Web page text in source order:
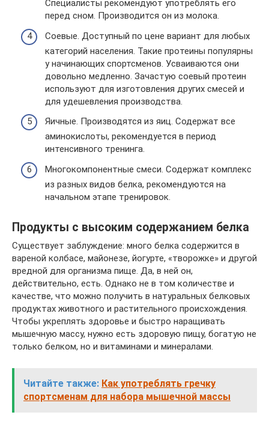
Специалисты рекомендуют употреблять его
перед сном. Производится он из молока.
Соевые. Доступный по цене вариант для любых
категорий населения. Такие протеины популярны
у начинающих спортсменов. Усваиваются они
довольно медленно. Зачастую соевый протеин
используют для изготовления других смесей и
для удешевления производства.
Яичные. Производятся из яиц. Содержат все
аминокислоты, рекомендуется в период
интенсивного тренинга.
Многокомпонентные смеси. Содержат комплекс
из разных видов белка, рекомендуются на
начальном этапе тренировок.
Продукты с высоким содержанием белка
Существует заблуждение: много белка содержится в
вареной колбасе, майонезе, йогурте, «творожке» и другой
вредной для организма пище. Да, в ней он,
действительно, есть. Однако не в том количестве и
качестве, что можно получить в натуральных белковых
продуктах животного и растительного происхождения.
Чтобы укреплять здоровье и быстро наращивать
мышечную массу, нужно есть здоровую пищу, богатую не
только белком, но и витаминами и минералами.
Читайте также: Как употреблять гречку
спортсменам для набора мышечной массы